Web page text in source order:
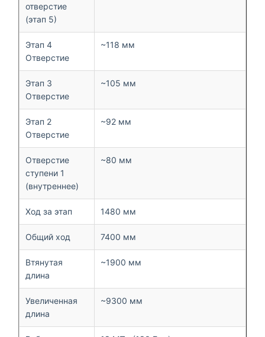
отверстие
(этап 5)
Этап 4
Отверстие
~118 мм
Этап 3
Отверстие
~105 мм
Этап 2
Отверстие
~92 мм
Отверстие
ступени 1
(внутреннее)
~80 мм
Ход за этап 1480 мм
Общий ход 7400 мм
Втянутая
длина
~1900 мм
Увеличенная
длина
~9300 мм